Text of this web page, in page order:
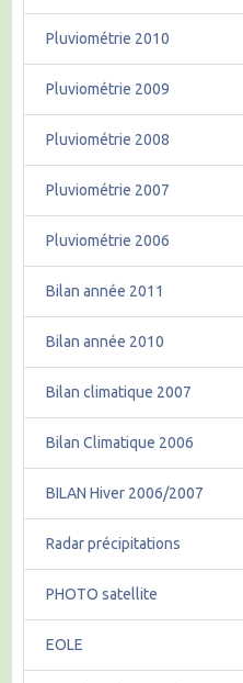
Pluviométrie 2010
Pluviométrie 2009
Pluviométrie 2008
Pluviométrie 2007
Pluviométrie 2006
Bilan année 2011
Bilan année 2010
Bilan climatique 2007
Bilan Climatique 2006
BILAN Hiver 2006/2007
Radar précipitations
PHOTO satellite
EOLE